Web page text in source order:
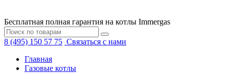
Бесплатная полная гарантия на котлы Immergas
8 (495) 150 57 75 Связаться с нами
Главная
Газовые котлы